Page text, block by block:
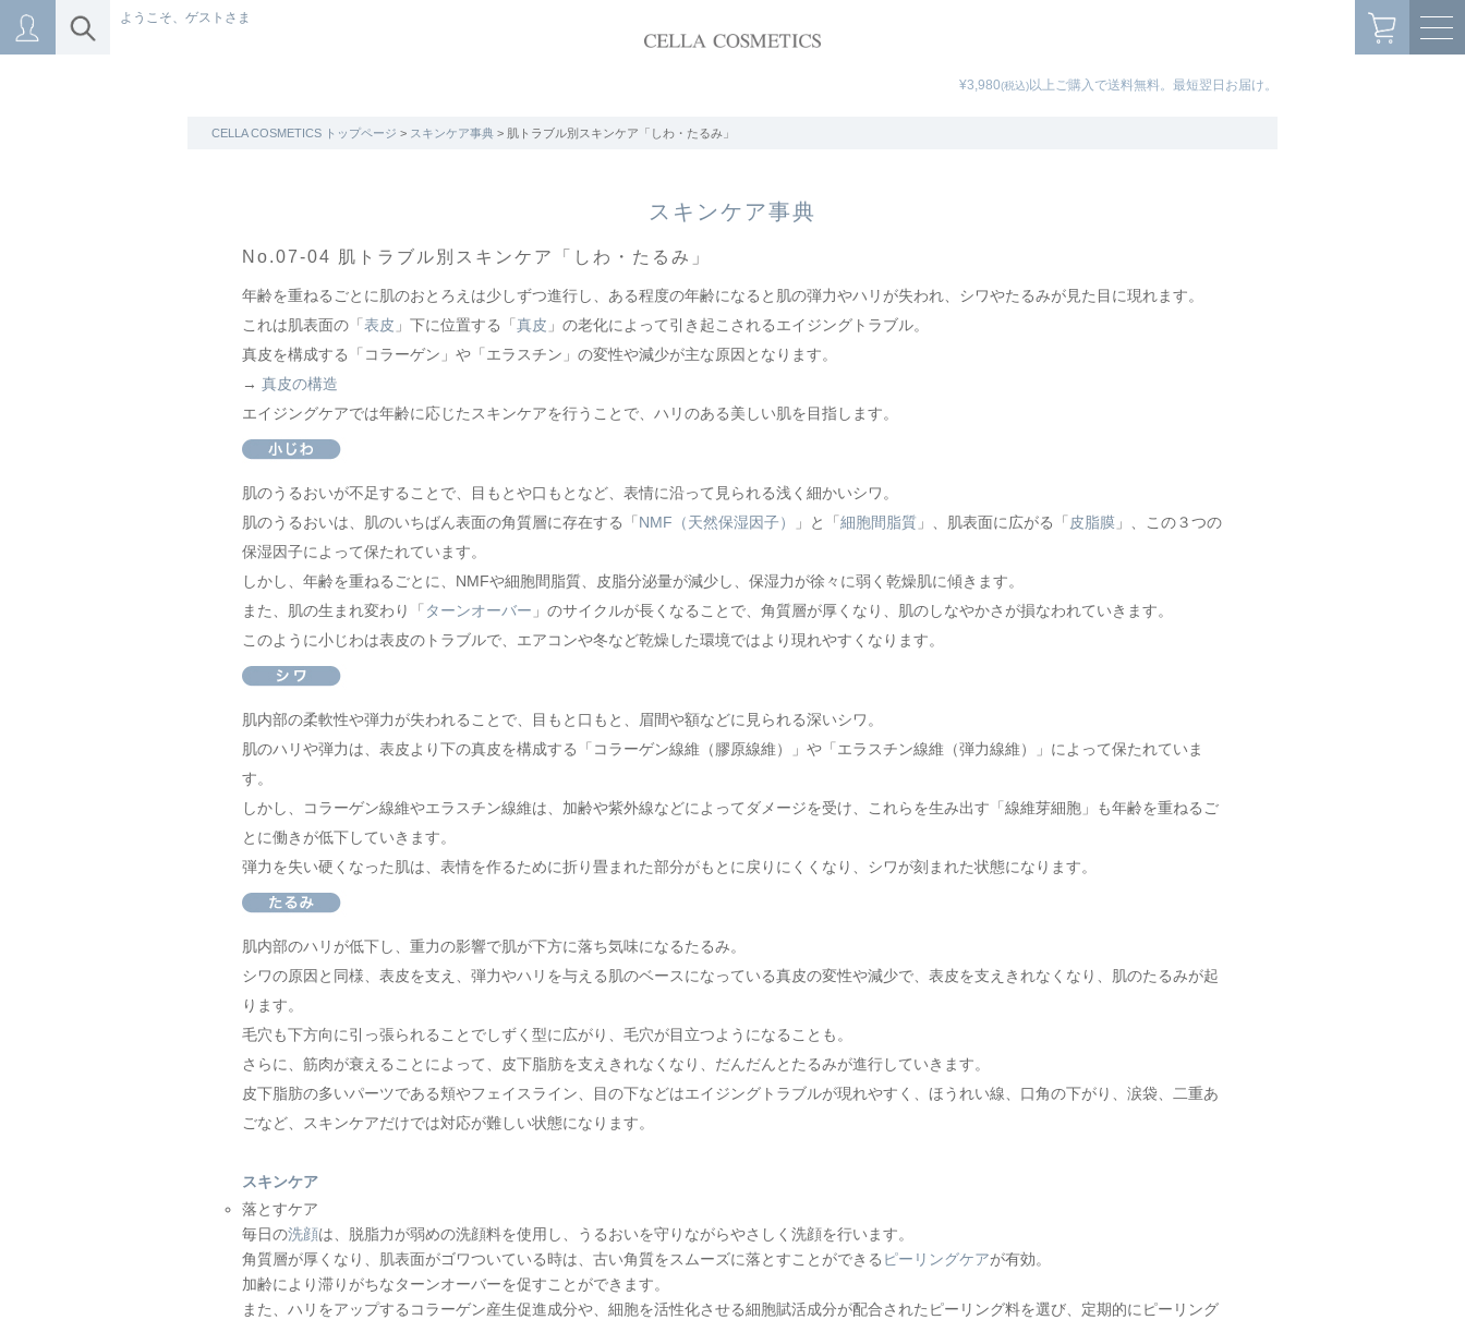
ようこそ、ゲストさま
¥3,980(税込)以上ご購入で送料無料。最短翌日お届け。
CELLA COSMETICS トップページ > スキンケア事典 > 肌トラブル別スキンケア「しわ・たるみ」
スキンケア事典
No.07-04 肌トラブル別スキンケア「しわ・たるみ」
年齢を重ねるごとに肌のおとろえは少しずつ進行し、ある程度の年齢になると肌の弾力やハリが失われ、シワやたるみが見た目に現れます。
これは肌表面の「 表皮 」下に位置する「 真皮 」の老化によって引き起こされるエイジングトラブル。
真皮を構成する「コラーゲン」や「エラスチン」の変性や減少が主な原因となります。
→ 真皮の構造
エイジングケアでは年齢に応じたスキンケアを行うことで、ハリのある美しい肌を目指します。
肌のうるおいが不足することで、目もとや口もとなど、表情に沿って見られる浅く細かいシワ。
肌のうるおいは、肌のいちばん表面の角質層に存在する「 NMF（天然保湿因子） 」と「 細胞間脂質 」、肌表面に広がる「 皮脂膜 」、この３つの
保湿因子によって保たれています。
しかし、年齢を重ねるごとに、NMFや細胞間脂質、皮脂分泌量が減少し、保湿力が徐々に弱く乾燥肌に傾きます。
また、肌の生まれ変わり「 ターンオーバー 」のサイクルが長くなることで、角質層が厚くなり、肌のしなやかさが損なわれていきます。
このように小じわは表皮のトラブルで、エアコンや冬など乾燥した環境ではより現れやすくなります。
肌内部の柔軟性や弾力が失われることで、目もと口もと、眉間や額などに見られる深いシワ。
肌のハリや弾力は、表皮より下の真皮を構成する「コラーゲン線維（膠原線維）」や「エラスチン線維（弾力線維）」によって保たれていま
す。
しかし、コラーゲン線維やエラスチン線維は、加齢や紫外線などによってダメージを受け、これらを生み出す「線維芽細胞」も年齢を重ねるご
とに働きが低下していきます。
弾力を失い硬くなった肌は、表情を作るために折り畳まれた部分がもとに戻りにくくなり、シワが刻まれた状態になります。
肌内部のハリが低下し、重力の影響で肌が下方に落ち気味になるたるみ。
シワの原因と同様、表皮を支え、弾力やハリを与える肌のベースになっている真皮の変性や減少で、表皮を支えきれなくなり、肌のたるみが起
ります。
毛穴も下方向に引っ張られることでしずく型に広がり、毛穴が目立つようになることも。
さらに、筋肉が衰えることによって、皮下脂肪を支えきれなくなり、だんだんとたるみが進行していきます。
皮下脂肪の多いパーツである頬やフェイスライン、目の下などはエイジングトラブルが現れやすく、ほうれい線、口角の下がり、涙袋、二重あ
ごなど、スキンケアだけでは対応が難しい状態になります。
スキンケア
落とすケア
毎日の洗顔は、脱脂力が弱めの洗顔料を使用し、うるおいを守りながらやさしく洗顔を行います。
角質層が厚くなり、肌表面がゴワついている時は、古い角質をスムーズに落とすことができる ピーリングケアが有効。
加齢により滞りがちなターンオーバーを促すことができます。
また、ハリをアップするコラーゲン産生促進成分や、細胞を活性化させる細胞賦活成分が配合されたピーリング料を選び、定期的にピーリング